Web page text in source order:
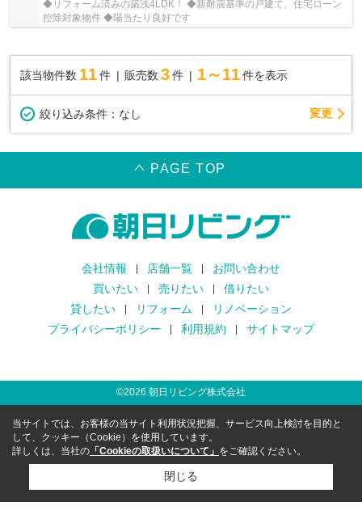
◆リフォーム済みの築浅4LDK！ ◆新耐震基準の戸建て、住宅ローン
控除対象物件 ◆陽当たり良好です
該当物件数 11件 販売数 3 件 1～11 件を表示
絞り込み条件： なし 変更
PAGE TOP
会社情報 店舗一覧
お問い合わせ
買いたい
売りたい
借りたい
貸したい
リフォーム
リノベーション
プライバシーポリシー
利用規約 サイトマップ
©2026 朝日リビング株式会社
当サイトでは、お客様の当サイト利用状況把握、サービス向上検討を目的と
して、クッキー（Cookie）を使用しています。
詳しくは、当社の 「Cookieの取扱いについて」 をご確認ください。
閉じる